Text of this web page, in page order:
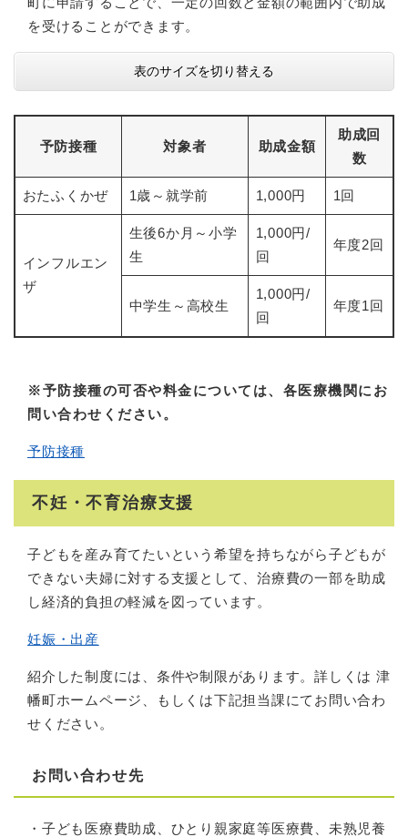
を受けることができます。
表のサイズを切り替える
予防接種 対象者 助成金額
助成回
数
おたふくかぜ 1歳～就学前 1,000円 1回
インフルエン
ザ
生後6か月～小学
生
1,000円/
回
年度2回
中学生～高校生
1,000円/
回
年度1回
※予防接種の可否や料金については、各医療機関にお
問い合わせください。
予防接種
不妊・不育治療支援
子どもを産み育てたいという希望を持ちながら子どもが
できない夫婦に対する支援として、治療費の一部を助成
し経済的負担の軽減を図っています。
妊娠・出産
紹介した制度には、条件や制限があります。詳しくは 津
幡町ホームページ、もしくは下記担当課にてお問い合わ
せください。
お問い合わせ先
・子ども医療費助成、ひとり親家庭等医療費、未熟児養